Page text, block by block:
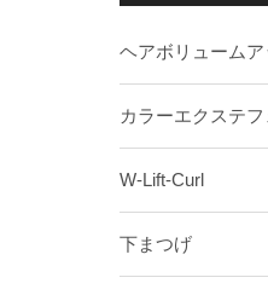
ヘアボリューム
カラーエクステ
W-Lift-Curl
下まつげ